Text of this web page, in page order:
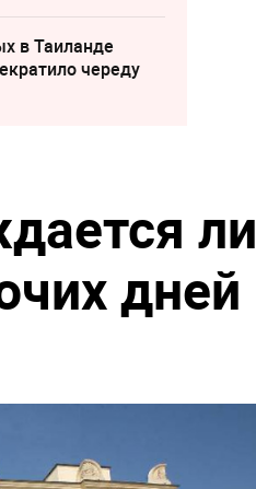
в Таиланде
череду
ли
дней